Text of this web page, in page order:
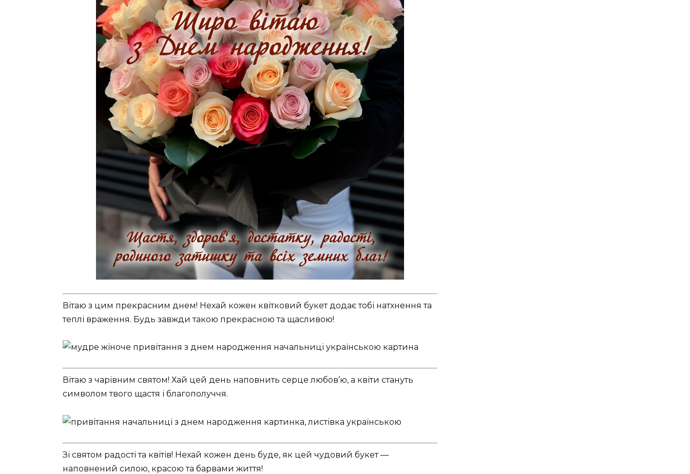
Вітаю з цим прекрасним днем! Нехай кожен квітковий букет додає тобі натхнення та
теплі враження. Будь завжди такою прекрасною та щасливою!
Вітаю з чарівним святом! Хай цей день наповнить серце любов’ю, а квіти стануть
символом твого щастя і благополуччя.
Зі святом радості та квітів! Нехай кожен день буде, як цей чудовий букет —
наповнений силою, красою та барвами життя!